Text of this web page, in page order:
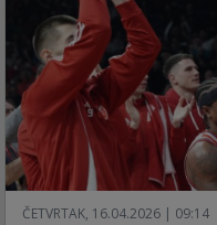
ČETVRTAK, 16.04.2026 | 09:14